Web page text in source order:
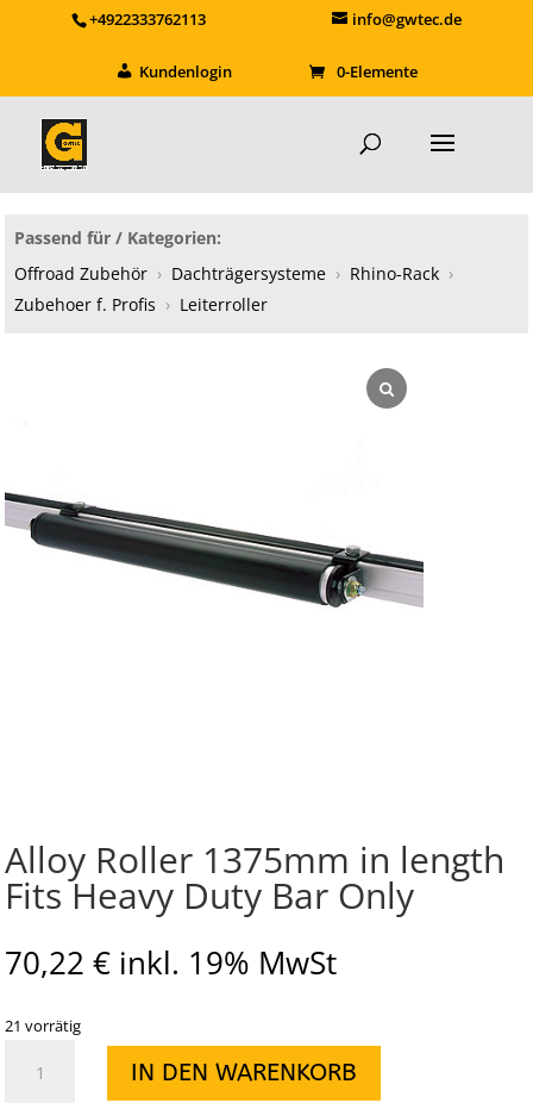
+4922333762113 info@gwtec.de
Kundenlogin 0-Elemente
Passend für / Kategorien:
Offroad Zubehör › Dachträgersysteme › Rhino-Rack ›
Zubehoer f. Profis › Leiterroller
Alloy Roller 1375mm in length
Fits Heavy Duty Bar Only
70,22 € inkl. 19% MwSt
21 vorrätig
Roller
IN DEN WARENKORB